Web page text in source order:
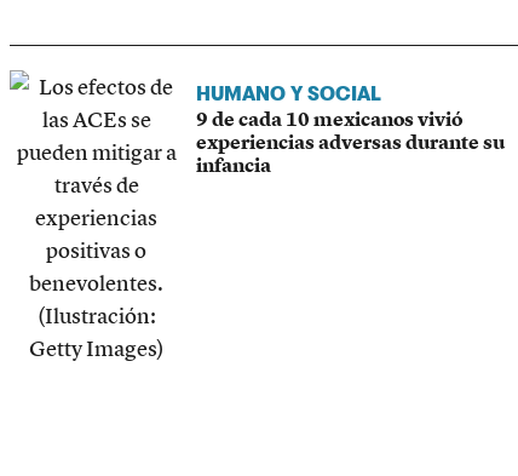
HUMANO Y SOCIAL
9 de cada 10 mexicanos vivió
experiencias adversas durante su
infancia